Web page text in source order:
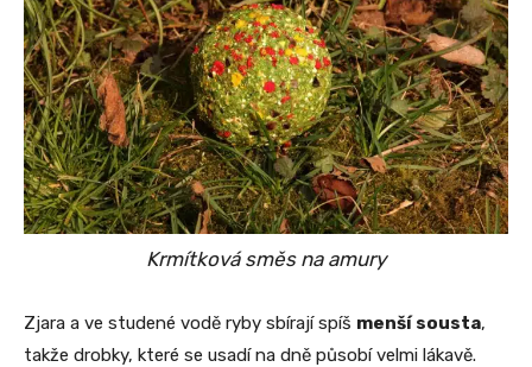
Krmítková směs na amury
Zjara a ve studené vodě ryby sbírají spíš menší sousta,
takže drobky, které se usadí na dně působí velmi lákavě.